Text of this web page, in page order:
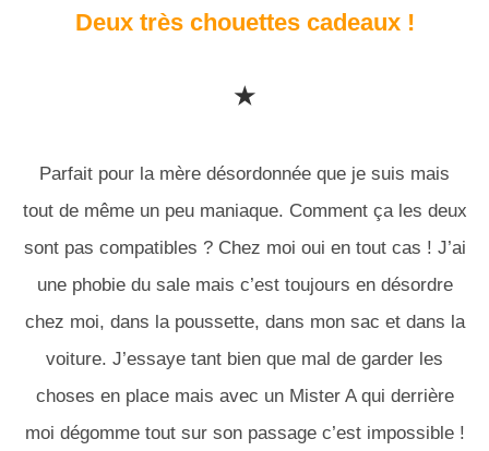
Deux très chouettes cadeaux !
★
Parfait pour la mère désordonnée que je suis mais
tout de même un peu maniaque. Comment ça les deux
sont pas compatibles ? Chez moi oui en tout cas ! J’ai
une phobie du sale mais c’est toujours en désordre
chez moi, dans la poussette, dans mon sac et dans la
voiture. J’essaye tant bien que mal de garder les
choses en place mais avec un Mister A qui derrière
moi dégomme tout sur son passage c’est impossible !